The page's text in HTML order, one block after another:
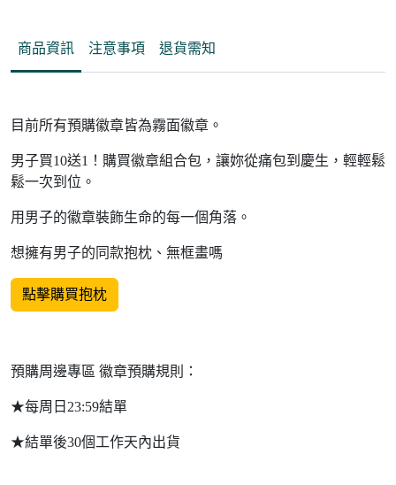
商品資訊 注意事項 退貨需知
目前所有預購徽章皆為霧面徽章。
男子買10送1！購買徽章組合包，讓妳從痛包到慶生，輕輕鬆
鬆一次到位。
用男子的徽章裝飾生命的每一個角落。
想擁有男子的同款抱枕、無框畫嗎
點擊購買抱枕
預購周邊專區 徽章預購規則：
★每周日23:59結單
★結單後30個工作天內出貨